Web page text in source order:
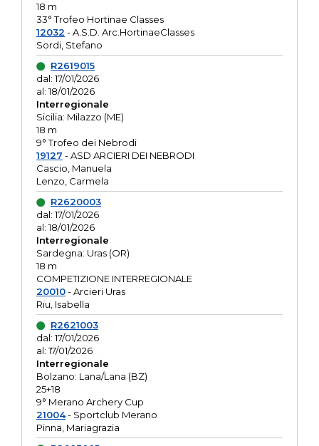
18 m
33° Trofeo Hortinae Classes
12032 - A.S.D. Arc.HortinaeClasses
Sordi, Stefano
R2619015
dal: 17/01/2026
al: 18/01/2026
Interregionale
Sicilia: Milazzo (ME)
18 m
9° Trofeo dei Nebrodi
19127 - ASD ARCIERI DEI NEBRODI
Cascio, Manuela
Lenzo, Carmela
R2620003
dal: 17/01/2026
al: 18/01/2026
Interregionale
Sardegna: Uras (OR)
18 m
COMPETIZIONE INTERREGIONALE
20010- Arcieri Uras
Riu, Isabella
R2621003
dal: 17/01/2026
al: 17/01/2026
Interregionale
Bolzano: Lana/Lana (BZ)
25+18
9° Merano Archery Cup
21004- Sportclub Merano
Pinna, Mariagrazia